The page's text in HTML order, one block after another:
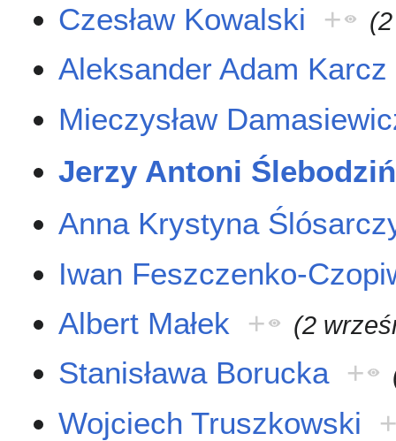
Czesław Kowalski
+
Aleksander Adam Karcz
Mieczysław
Jerzy Antoni
Anna Krystyna
Iwan Feszczenko-
Albert Małek + (2
Stanisława Borucka +
Wojciech Truszkowski